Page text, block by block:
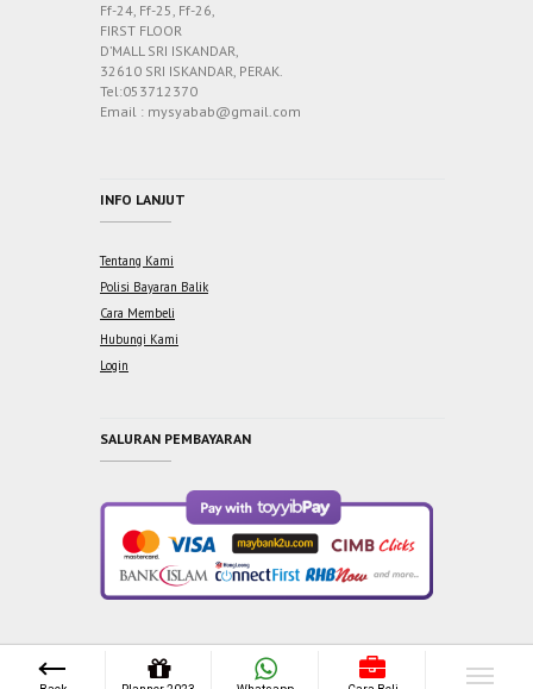
Ff-24, Ff-25, Ff-26,
FIRST FLOOR
D’MALL SRI ISKANDAR,
32610 SRI ISKANDAR, PERAK.
Tel:053712370
Email : mysyabab@gmail.com
INFO LANJUT
Tentang Kami
Polisi Bayaran Balik
Cara Membeli
Hubungi Kami
Login
SALURAN PEMBAYARAN
Copyright © 2021 One Syabab Sdn Bhd